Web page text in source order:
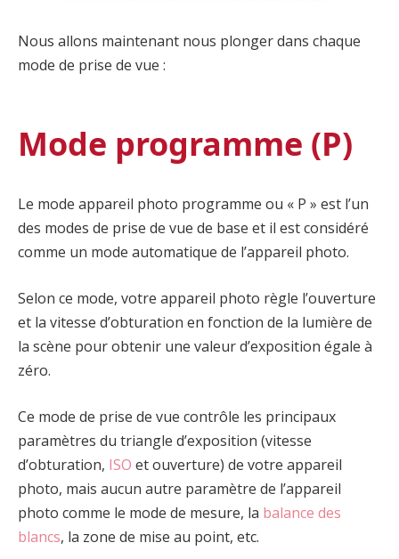
Nous allons maintenant nous plonger dans chaque
mode de prise de vue :
Mode programme (P)
Le mode appareil photo programme ou « P » est l’un
des modes de prise de vue de base et il est considéré
comme un mode automatique de l’appareil photo.
Selon ce mode, votre appareil photo règle l’ouverture
et la vitesse d’obturation en fonction de la lumière de
la scène pour obtenir une valeur d’exposition égale à
zéro.
Ce mode de prise de vue contrôle les principaux
paramètres du triangle d’exposition (vitesse
d’obturation, ISO et ouverture) de votre appareil
photo, mais aucun autre paramètre de l’appareil
photo comme le mode de mesure, la balance des
blancs, la zone de mise au point, etc.